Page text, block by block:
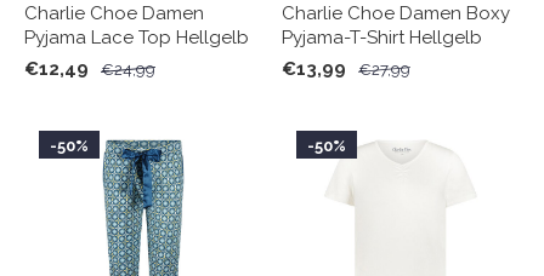
Charlie Choe Damen
Pyjama Lace Top Hellgelb
€12,49
€24,99
Charlie Choe Damen Boxy
Pyjama-T-Shirt Hellgelb
€13,99
€27,99
-50% -50%